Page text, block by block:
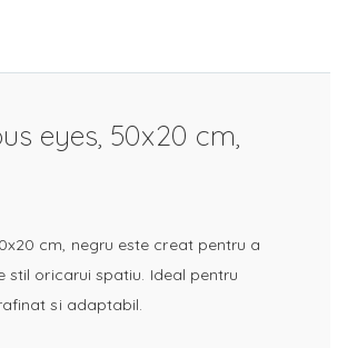
eyes, 50x20 cm,
cm, negru este creat pentru a
oricarui spatiu. Ideal pentru
si adaptabil.